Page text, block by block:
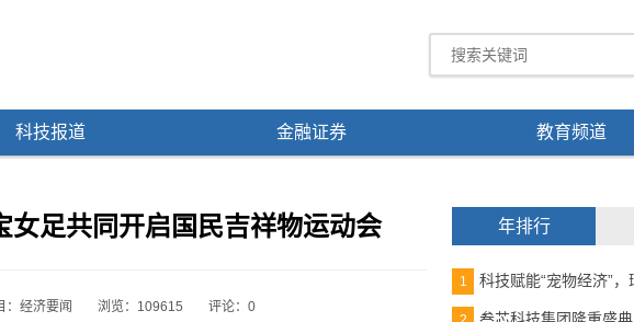
科技报道 金融证券 教育频道
足共同开启国民吉祥物运动会
：经济要闻 浏览：109615 评论：0
年排行
1 科技赋能“宠物经济”，瑞德林引领宠